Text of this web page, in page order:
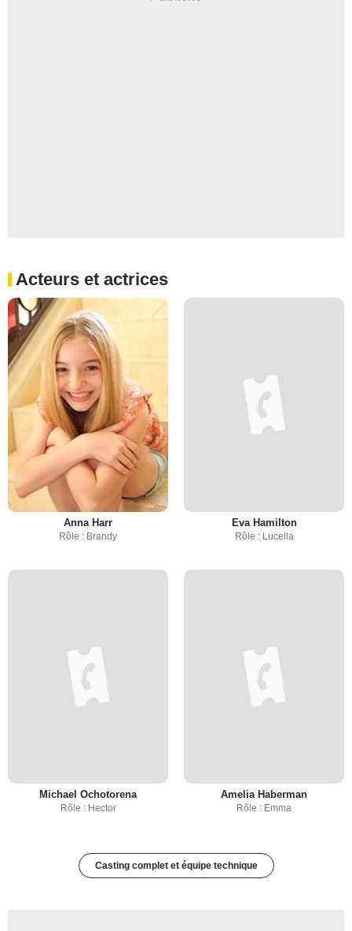
Acteurs et actrices
Anna Harr
Rôle : Brandy
Eva Hamilton
Rôle : Lucella
Michael Ochotorena
Rôle : Hector
Amelia Haberman
Rôle : Emma
Casting complet et équipe technique